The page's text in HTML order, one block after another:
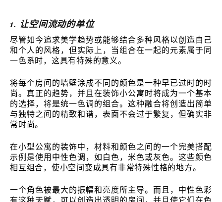
1. 让空间流动的单位
尽管如今追求美学趋势或能够结合多种风格以创造自己
和个人的风格，但实际上，当组合在一起的元素属于同
一色系时，这具有特殊的意义。
将每个房间的墙壁涂成不同的颜色是一种早已过时的时
尚。真正的趋势，并且在装饰小公寓时将成为一个基本
的选择，将是统一色调的组合。这种融合将创造出简单
与独特之间的精致和谐，表面不会过于繁复，但确实非
常时尚。
在小型公寓的装饰中，材料和颜色之间的一个完美搭配
示例是使用中性色调，如白色，米色或灰色。这些颜色
相互组合，使小空间变成具有非常特殊性格的地方。
一个角色被最大的振幅和亮度所主导。而且，中性色彩